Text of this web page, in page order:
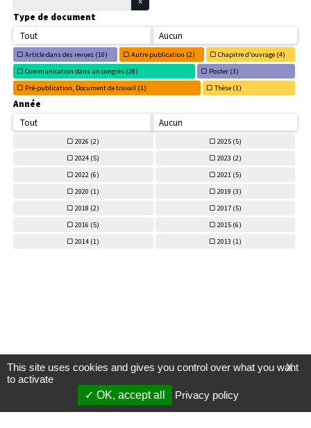
Type de document
Tout
Aucun
Article dans des revues (10) Autre publication (2) Chapitre d'ouvrage (4)
Communication dans un congrès (28) Poster (3)
Pré-publication, Document de travail (1) Thèse (1)
Année
Tout
Aucun
2026 (2) 2025 (5)
2024 (5) 2023 (2)
2022 (6) 2021 (5)
2020 (1) 2019 (3)
2018 (2) 2017 (5)
2016 (5) 2015 (6)
2014 (1) 2013 (1)
X
This site uses cookies and gives you control over what you want
to activate
OK, accept all
Privacy policy